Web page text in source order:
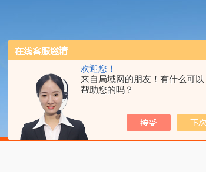
欢迎您！
来自局域网的朋友！有什么可以
帮助您的吗？